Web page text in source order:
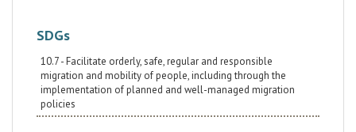
SDGs
10.7 - Facilitate orderly, safe, regular and responsible
migration and mobility of people, including through the
implementation of planned and well-managed migration
policies